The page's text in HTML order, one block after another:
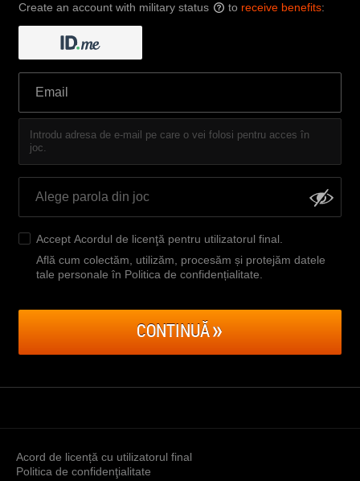
Create an account with military status ? to receive benefits:
Introdu adresa de e-mail pe care o vei folosi pentru acces în
joc.
Accept Acordul de licenţă pentru utilizatorul final
Află cum colectăm, utilizăm, procesăm și protejăm datele
tale personale în Politica de confidențialitate
CONTINUĂ
Acord de licență cu utilizatorul final
Politica de confidenţialitate